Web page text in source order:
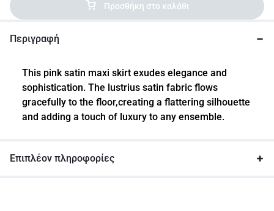
Προσθήκη στο καλάθι
Περιγραφή
This pink satin maxi skirt exudes elegance and
sophistication. The lustrius satin fabric flows
gracefully to the floor,creating a flattering silhouette
and adding a touch of luxury to any ensemble.
Επιπλέον πληροφορίες